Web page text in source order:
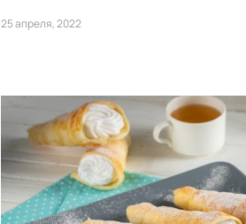
25 апреля, 2022